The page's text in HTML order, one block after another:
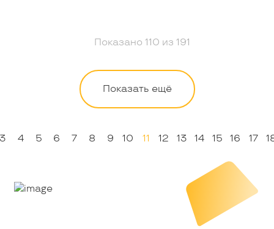
Показано 110 из 191
Показать ещё
3 4 5 6 7 8 9 10 11 12 13 14 15 16 17